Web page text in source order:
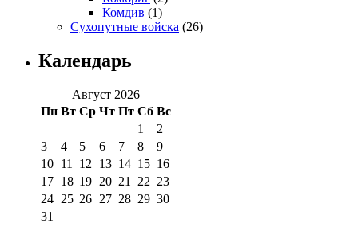
Комдив (1)
Сухопутные войска (26)
Календарь
Август 2026
Пн Вт Ср Чт Пт Сб Вс
1
2
3
4 5 6 7 8
9
10 11 12 13 14 15 16
17 18 19 20 21 22 23
24 25 26 27 28 29 30
31